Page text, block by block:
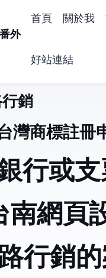
外
首頁 關於我
好站連結
(18)
灣商標註冊
定銀行
南網頁
行銷的